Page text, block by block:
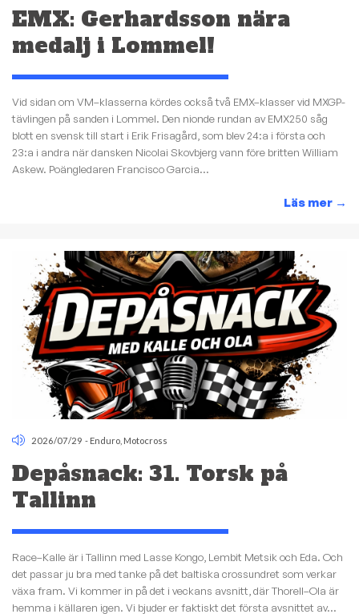
EMX: Gerhardsson nära
medalj i Lommel!
Vid sidan om VM–klasserna kördes också två EMX–klasser vid MXGP-
tävlingen på sanden i Lommel. Den nionde rundan av EMX250 såg
blott en svensk till start i Erik Frisagård, som blev 24:a i första och
23:a i andra när dansken Nicolai Skovbjerg vann före britten William
Askew. Poängledaren Francisco Garcia...
Läs mer →
2026/07/29 - Enduro Motocross
Depåsnack: 31. Torsk på
Tallinn
Race–Kalle är i Tallinn med Lasse Kongo, Lembit Metsik och Eda. Och
det passar ju bra med tanke på det baltiska crossundret som verkar
växa fram. Vi kommer in på det i veckans avsnitt, där Thorell–Ola är
hemma i källaren igen. Vi bjuder er faktiskt det första avsnittet av...